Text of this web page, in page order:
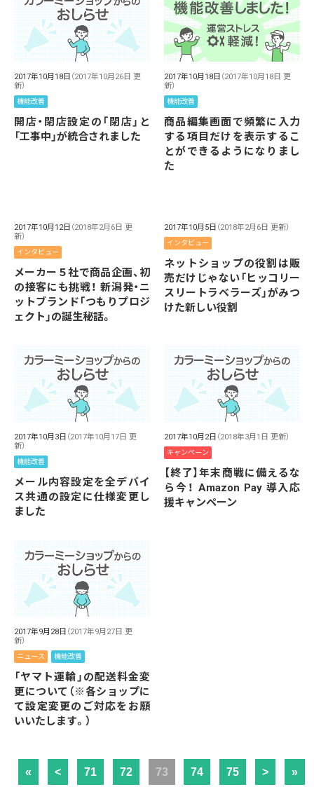
2017年10月18日 （2017年10月26日 更
新）
機能改善
開店・閉店設定の「閉店」と
「工事中」が統合されました
2017年10月18日 （2017年10月18日 更
新）
機能改善
商品編集画面で頻繁に入力
する項目だけを表示するこ
とができるようになりまし
た
2017年10月12日 （2018年2月6日 更
新）
インタビュー
メーカー５社で商品企画、初
の接客にも挑戦！ 新潟発・ニ
ットブランド「つもりプロジ
ェクト」の誕生秘話。
2017年10月5日 （2018年2月6日 更新）
インタビュー
ネットショップの役割は販
売だけじゃない「ヒッコリー
スリートラベラーズ」がみつ
けた新しい役割
2017年10月3日 （2017年10月17日 更
新）
機能改善
メール内容設定を全デバイ
ス共通の設定に仕様変更し
ました
2017年10月2日 （2018年3月1日 更新）
キャンペーン
【終了】年末商戦に備えるな
ら今！ Amazon Pay 導入応
援キャンペーン
2017年9月28日 （2017年9月27日 更
新）
ニュース 機能改善
「ヤマト運輸」の配送料金変
更について（※各ショップに
て設定変更のご対応をお願
いいたします。）
« < 71 72 73 74 75 > »